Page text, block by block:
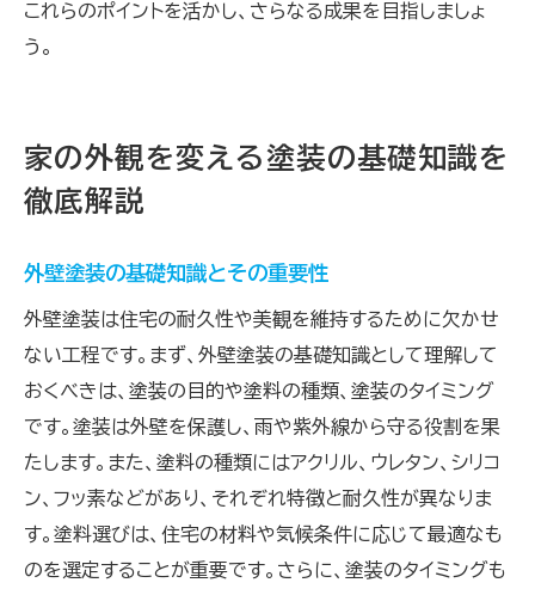
これらのポイントを活かし、さらなる成果を目指しましょ
う。
家の外観を変える塗装の基礎知識を
徹底解説
外壁塗装の基礎知識とその重要性
外壁塗装は住宅の耐久性や美観を維持するために欠かせ
ない工程です。まず、外壁塗装の基礎知識として理解して
おくべきは、塗装の目的や塗料の種類、塗装のタイミング
です。塗装は外壁を保護し、雨や紫外線から守る役割を果
たします。また、塗料の種類にはアクリル、ウレタン、シリコ
ン、フッ素などがあり、それぞれ特徴と耐久性が異なりま
す。塗料選びは、住宅の材料や気候条件に応じて最適なも
のを選定することが重要です。さらに、塗装のタイミングも